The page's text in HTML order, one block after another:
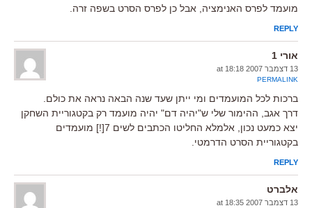
מועמד לפרס האנימציה, אבל כן לפרס הסרט בשפה זרה.
REPLY
אורי 1
13 דצמבר 2007 at 18:18
PERMALINK
ברכות לכל המועמדים ומי ייתן שעד שנה הבאה נראה את כולם.
דרך אגב, ההימור שלי ש"יהיה דם" יהיה מועמד רק בקטגוריית השחקן
יצא כמעט נכון, אלמלא החליטו הכתבים לשים 7[!] מועמדים
בקטגוריית הסרט הדרמטי.
REPLY
אלברט
13 דצמבר 2007 at 18:35